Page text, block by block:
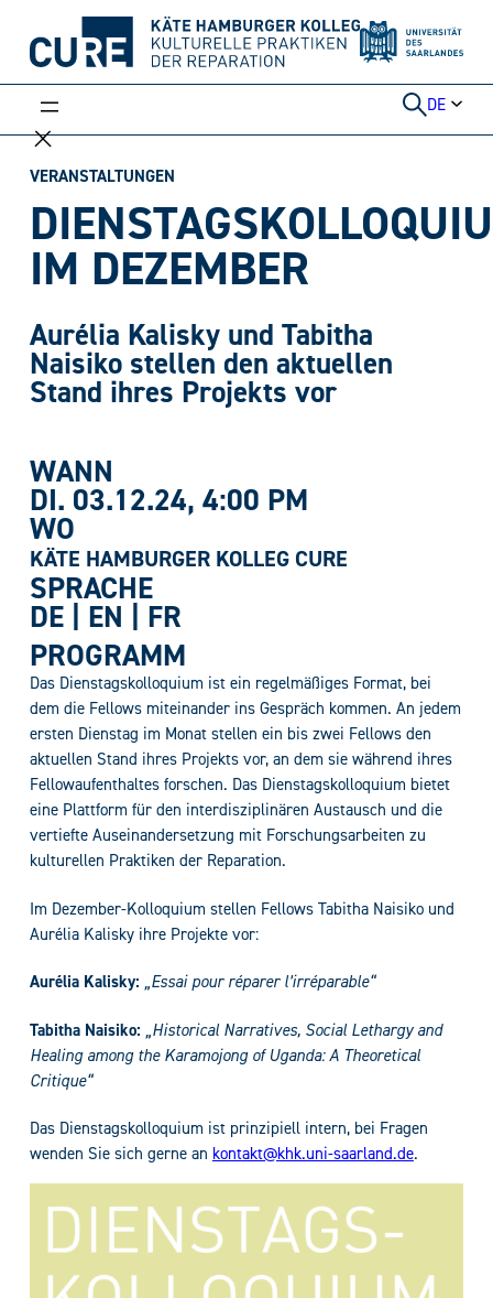
Inhalt
DE
VERANSTALTUNGEN
IM DEZEMBER
Aurélia Kalisky und Tabitha
Naisiko stellen den aktuellen
Stand ihres Projekts vor
WANN
DI. 03.12.24, 4:00 PM
WO
KÄTE HAMBURGER KOLLEG CURE
SPRACHE
DE | EN | FR
PROGRAMM
Das Dienstagskolloquium ist ein regelmäßiges Format, bei
dem die Fellows miteinander ins Gespräch kommen. An jedem
ersten Dienstag im Monat stellen ein bis zwei Fellows den
aktuellen Stand ihres Projekts vor, an dem sie während ihres
Fellowaufenthaltes forschen. Das Dienstagskolloquium bietet
eine Plattform für den interdisziplinären Austausch und die
vertiefte Auseinandersetzung mit Forschungsarbeiten zu
kulturellen Praktiken der Reparation.
Im Dezember-Kolloquium stellen Fellows Tabitha Naisiko und
Aurélia Kalisky ihre Projekte vor:
Aurélia Kalisky: „Essai pour réparer l’irréparable“
Tabitha Naisiko: „Historical Narratives, Social Lethargy and
Healing among the Karamojong of Uganda: A Theoretical
Critique“
Das Dienstagskolloquium ist prinzipiell intern, bei Fragen
wenden Sie sich gerne an kontakt@khk.uni-saarland.de.